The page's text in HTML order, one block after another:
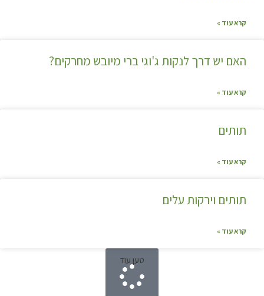
קרא עוד »
האם יש דרך לנקות ג'וגי ברי מיובש מחרקים?
קרא עוד »
תותים
קרא עוד »
תותים וירקות עלים
קרא עוד »
טען עוד